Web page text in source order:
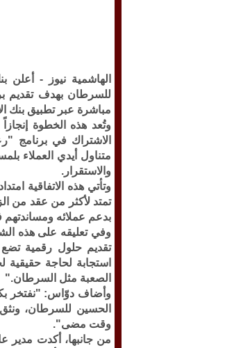
الهاشمية نيوز -
أعلن
للسرطان بهدف تقديم
مباشرة عبر تطبيق بنك
وتُعد هذه الخطوة
الاشتراك في برنامج
متناول أيدي العملاء
والاستقرار.
وتأتي هذه الاتفاقية
تمتد لأكثر من عقد من
بدعم عملائه ومساندتهم
وفي تعليقه على هذه
تقديم حلول رقمية تضع
استجابة لحاجة حقيقية
الصعبة مثل السرطان."
وأضاف دوّاس: "نفتخر
الحسين للسرطان،
وقت مضى".
من جانبها، أكدت